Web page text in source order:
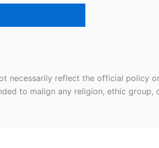
necessarily reflect the official policy
to malign any religion, ethic group,